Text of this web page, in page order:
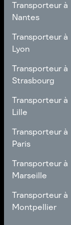
Toulouse
Transporteur à
Nantes
Transporteur à
Nantes
Transporteur à
Lyon
Transporteur à
Lyon
Transporteur à
Strasbourg
Transporteur à
Strasbourg
Transporteur à
Lille
Transporteur à
Lille
Transporteur à
Paris
Transporteur à
Paris
Transporteur à
Marseille
Transporteur à
Marseille
Transporteur à
Montpellier